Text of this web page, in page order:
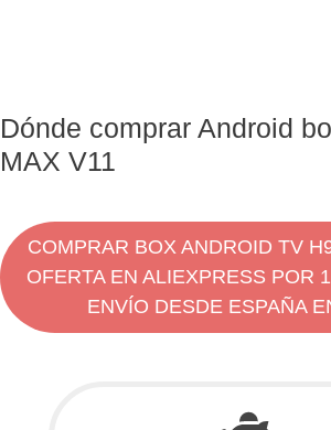
Dónde comprar Android
MAX V11
COMPRAR BOX ANDROID TV
OFERTA EN ALIEXPRESS POR
ENVÍO DESDE ESPAÑA